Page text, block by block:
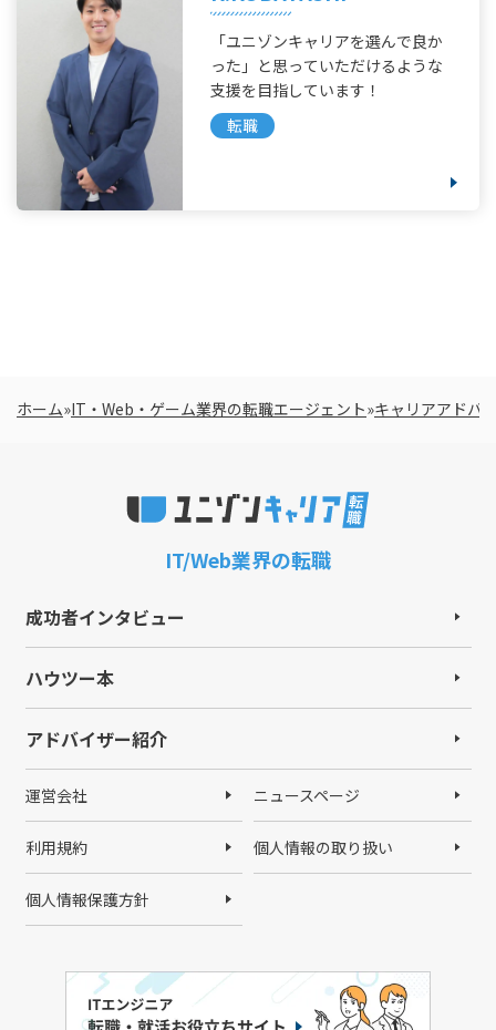
「ユニゾンキャリアを選んで良か
った」と思っていただけるような
支援を目指しています！
転職
ホーム»IT・Web・ゲーム業界の転職エージェント»キャリアアドバ
IT/Web業界の転職
成功者インタビュー
ハウツー本
アドバイザー紹介
運営会社 ニュースページ
利用規約 個人情報の取り扱い
個人情報保護方針